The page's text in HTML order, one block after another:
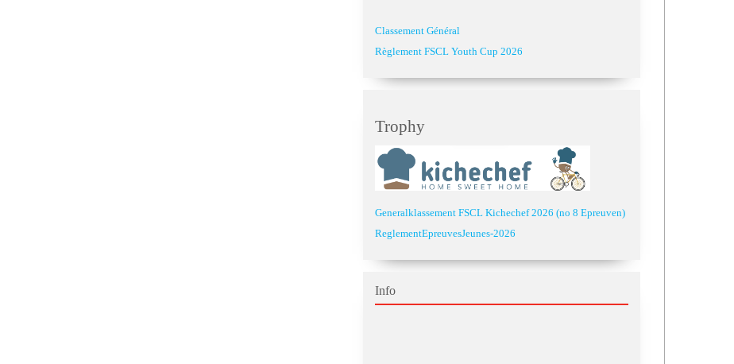
Classement Général
Règlement FSCL Youth Cup 2026
Trophy
Generalklassement FSCL Kichechef 2026 (no 8 Epreuven)
ReglementEpreuvesJeunes-2026
Info